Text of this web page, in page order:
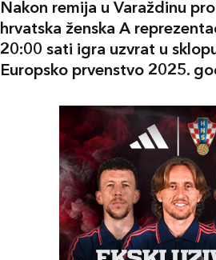
Nakon remija u Varaždinu
hrvatska ženska A
20:00 sati igra uzvrat u
Europsko prvenstvo 2025.